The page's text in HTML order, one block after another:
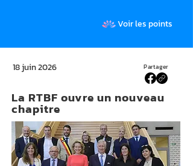
Voir les points
Partager
18 juin 2026
La RTBF ouvre un nouveau
chapitre